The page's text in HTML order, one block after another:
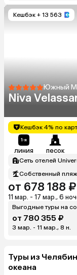
Кешбэк + 13 563
Южный
Niva
Кешбэк 4% по
линия песок
Сеть отелей
Собственный пляж
от 678 188 ₽
11 мар. - 17 мар., 6
Выгодные туры на
от 780 355 ₽
3 мар. - 11 мар., 8 н.
Туры из
океана